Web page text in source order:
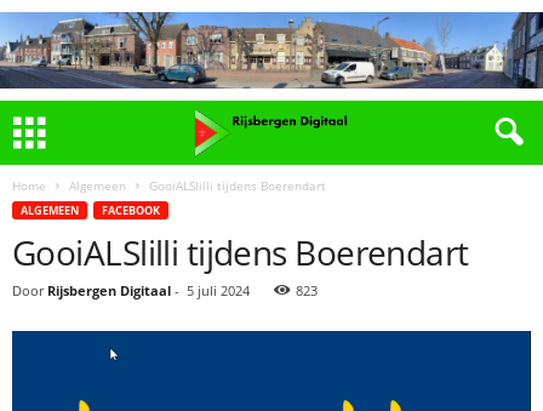
Home Algemeen GooiALSlilli tijdens Boerendart
ALGEMEEN FACEBOOK
GooiALSlilli tijdens Boerendart
Door Rijsbergen Digitaal - 5 juli 2024 823